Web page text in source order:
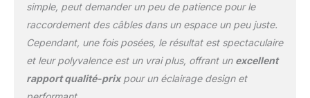
étanche à l'eau avec joint
en silicone imperméable
à l'eau et un pilote
étanche intégré avec
l'eau pour une utilisation
simple, peut demander un peu de patience pour le
raccordement des câbles dans un espace un peu juste.
Cependant, une fois posées, le résultat est spectaculaire
et leur polyvalence est un vrai plus, offrant un excellent
rapport qualité-prixpour un éclairage design et